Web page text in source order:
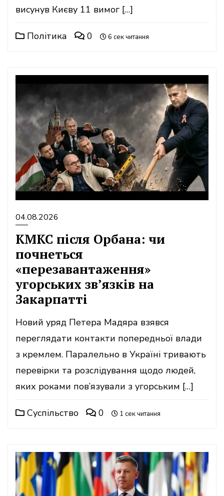
висунув Києву 11 вимог […]
Політика 0 6 сек читання
04.08.2026
КМКС після Орбана: чи
почнеться
«перезавантаження»
угорських зв’язків на
Закарпатті
Новий уряд Петера Мадяра взявся
переглядати контакти попередньої влади
з кремлем. Паралельно в Україні тривають
перевірки та розслідування щодо людей,
яких роками пов’язували з угорським […]
Суспільство 0 1 сек читання